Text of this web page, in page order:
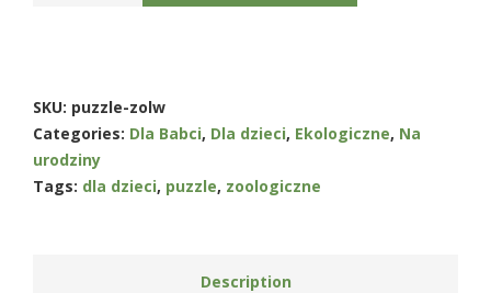
SKU: puzzle-zolw
Categories: Dla Babci, Dla dzieci, Ekologiczne, Na
urodziny
Tags: dla dzieci, puzzle, zoologiczne
Description